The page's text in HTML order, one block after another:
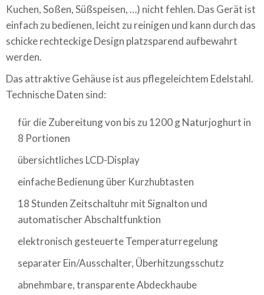
Kuchen, Soßen, Süßspeisen, …) nicht fehlen. Das Gerät ist
einfach zu bedienen, leicht zu reinigen und kann durch das
schicke rechteckige Design platzsparend aufbewahrt
werden.
Das attraktive Gehäuse ist aus pflegeleichtem Edelstahl.
Technische Daten sind:
für die Zubereitung von bis zu 1200 g Naturjoghurt in
8 Portionen
übersichtliches LCD-Display
einfache Bedienung über Kurzhubtasten
18 Stunden Zeitschaltuhr mit Signalton und
automatischer Abschaltfunktion
elektronisch gesteuerte Temperaturregelung
separater Ein/Ausschalter, Überhitzungsschutz
abnehmbare, transparente Abdeckhaube